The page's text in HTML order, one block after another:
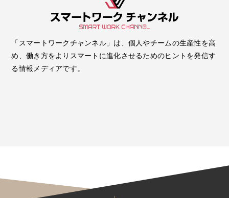
「スマートワークチャンネル」は、個人やチームの生産性を高
め、働き方をよりスマートに進化させるためのヒントを発信す
る情報メディアです。